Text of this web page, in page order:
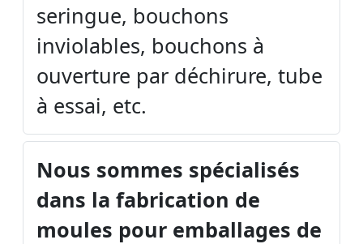
seringue, bouchons
inviolables, bouchons à
ouverture par déchirure, tube
à essai, etc.
Nous sommes spécialisés
dans la fabrication de
moules pour emballages de